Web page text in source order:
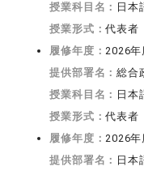
授業科目名： 日本
授業形式：代表者
履修年度：2026年
提供部署名：総合
授業科目名： 日本
授業形式：代表者
履修年度：2026年
提供部署名： 日本